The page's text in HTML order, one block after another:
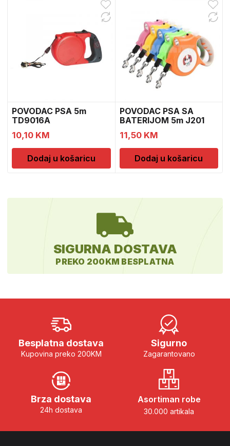
POVODAC PSA 5m
TD9016A
10,10 KM
Dodaj u košaricu
POVODAC PSA SA
BATERIJOM 5m J201
11,50 KM
Dodaj u košaricu
SIGURNA DOSTAVA
PREKO 200KM BESPLATNA
Besplatna dostava
Kupovina preko 200KM
Sigurno
Zagarantovano
Brza dostava
24h dostava
Asortiman robe
30.000 artikala